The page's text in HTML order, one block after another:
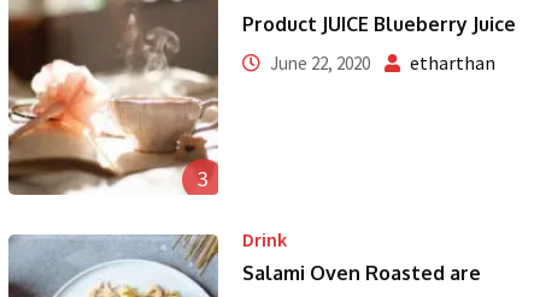
3
Product JUICE Blueberry Juice
June 22, 2020 etharthan
Drink
Salami Oven Roasted are